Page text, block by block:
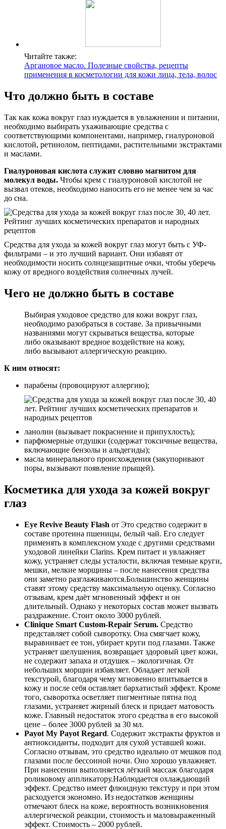
Читайте также:
Аргановое масло. Полезные свойства, рецепты
применения в косметологии для кожи лица, тела, волос
Что должно быть в составе
Так как кожа вокруг глаз нуждается в увлажнении и питании,
необходимо выбирать ухаживающие средства с
соответствующими компонентами, например, гиалуроновой
кислотой, ретинолом, пептидами, растительными экстрактами
и маслами.
Гиалуроновая кислота служит словно магнитом для
молекул воды. Чтобы крем с гиалуроновой кислотой не
вызвал отеков, необходимо наносить его не менее чем за час
до сна.
Средства для ухода за кожей вокруг глаз могут быть с УФ-
фильтрами – и это лучший вариант. Они избавят от
необходимости носить солнцезащитные очки, чтобы уберечь
кожу от вредного воздействия солнечных лучей.
Чего не должно быть в составе
Выбирая уходовое средство для кожи вокруг глаз,
необходимо разобраться в составе. За привычными
названиями могут скрываться вещества, которые
либо оказывают вредное воздействие на кожу,
либо вызывают аллергическую реакцию.
К ним относят:
парабены (провоцируют аллергию);
ланолин (вызывает покраснение и припухлость);
парфюмерные отдушки (содержат токсичные вещества,
включающие бензолы и альдегиды);
масла минерального происхождения (закупоривают
поры, вызывают появление прыщей).
Косметика для ухода за кожей вокруг
глаз
Eye Revive Beauty Flash от Это средство содержит в
составе протеина пшеницы, белый чай. Его следует
применять в комплексном уходе с другими средствами
уходовой линейки Clarins. Крем питает и увлажняет
кожу, устраняет следы усталости, включая темные круги,
мешки, мелкие морщины – после нанесения средства
они заметно разглаживаются.Большинство женщины
ставят этому средству максимальную оценку. Согласно
отзывам, крем даёт мгновенный эффект и он
длительный. Однако у некоторых состав может вызвать
раздражение. Стоит около 3000 рублей.
Clinique Smart Custom-Repair Serum. Средство
представляет собой сыворотку. Она смягчает кожу,
выравнивает ее тон, убирает круги под глазами. Также
устраняет шелушения, возвращает здоровый цвет кожи,
не содержит запаха и отдушек – экологичная. От
небольших морщин избавляет. Обладает легкой
текстурой, благодаря чему мгновенно впитывается в
кожу и после себя оставляет бархатистый эффект. Кроме
того, сыворотка осветляет пигментные пятна под
глазами, устраняет жирный блеск и придает матовость
коже. Главный недостаток этого средства в его высокой
цене – более 3000 рублей за 30 мл.
Payot My Payot Regard. Содержит экстракты фруктов и
антиоксиданты, подходит для сухой уставшей кожи.
Согласно отзывам, это средство идеально от мешков под
глазами после бессонной ночи. Оно хорошо увлажняет.
При нанесении выполняется лёгкий массаж благодаря
роликовому аппликатору.Наблюдается охлаждающий
эффект. Средство имеет флюидную текстуру и при этом
расходуется экономно. Из недостатков женщины
отмечают блеск на коже, вероятность возникновения
аллергической реакции, стоимость и маловыраженный
эффект. Стоимость – 2000 рублей.